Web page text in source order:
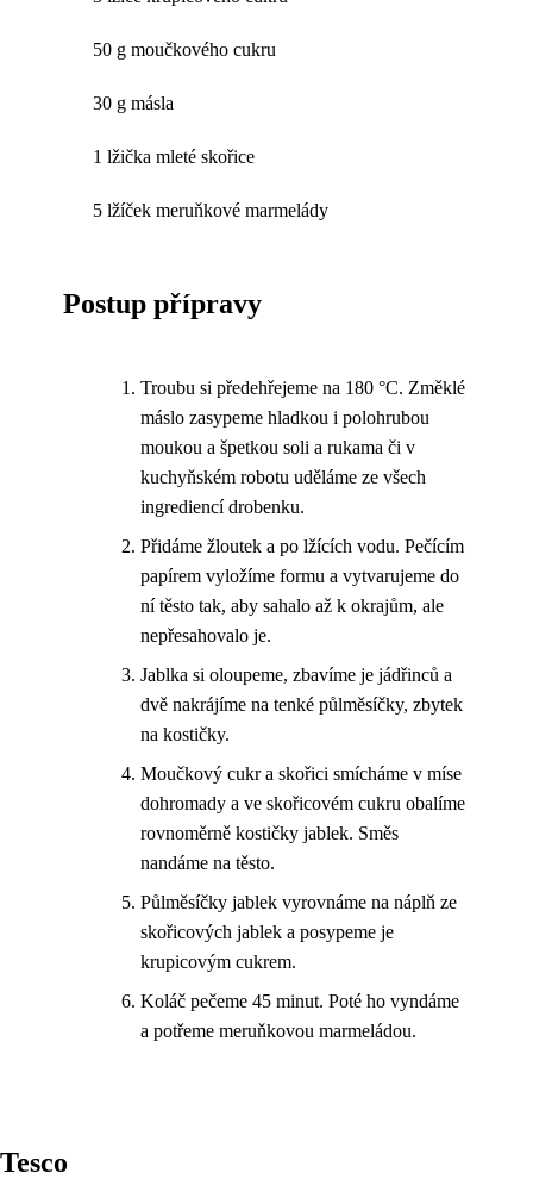
50 g moučkového cukru
30 g másla
1 lžička mleté skořice
5 lžíček meruňkové marmelády
Postup přípravy
Troubu si předehřejeme na 180 °C. Změklé
máslo zasypeme hladkou i polohrubou
moukou a špetkou soli a rukama či v
kuchyňském robotu uděláme ze všech
ingrediencí drobenku.
Přidáme žloutek a po lžících vodu. Pečícím
papírem vyložíme formu a vytvarujeme do
ní těsto tak, aby sahalo až k okrajům, ale
nepřesahovalo je.
Jablka si oloupeme, zbavíme je jádřinců a
dvě nakrájíme na tenké půlměsíčky, zbytek
na kostičky.
Moučkový cukr a skořici smícháme v míse
dohromady a ve skořicovém cukru obalíme
rovnoměrně kostičky jablek. Směs
nandáme na těsto.
Půlměsíčky jablek vyrovnáme na náplň ze
skořicových jablek a posypeme je
krupicovým cukrem.
Koláč pečeme 45 minut. Poté ho vyndáme
a potřeme meruňkovou marmeládou.
Tesco